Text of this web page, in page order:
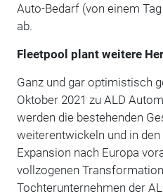
Auto-Bedarf (von einem
ab.
Fleetpool plant weitere
Ganz und gar optimistisch
Oktober 2021 zu ALD
werden die bestehenden
weiterentwickeln und in
Expansion nach Europa
vollzogenen
Tochterunternehmen der